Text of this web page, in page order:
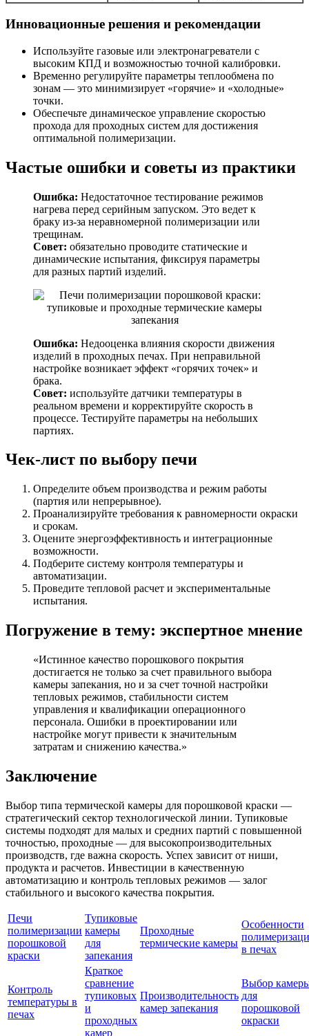
Инновационные решения и рекомендации
Используйте газовые или электронагреватели с
высоким КПД и возможностью точной калибровки.
Временно регулируйте параметры теплообмена по
зонам — это минимизирует «горячие» и «холодные»
точки.
Обеспечьте динамическое управление скоростью
прохода для проходных систем для достижения
оптимальной полимеризации.
Частые ошибки и советы из практики
Ошибка: Недостаточное тестирование режимов
нагрева перед серийным запуском. Это ведет к
браку из-за неравномерной полимеризации или
трещинам.
Совет: обязательно проводите статические и
динамические испытания, фиксируя параметры
для разных партий изделий.
Ошибка: Недооценка влияния скорости движения
изделий в проходных печах. При неправильной
настройке возникает эффект «горячих точек» и
брака.
Совет: используйте датчики температуры в
реальном времени и корректируйте скорость в
процессе. Тестируйте параметры на небольших
партиях.
Чек-лист по выбору печи
Определите объем производства и режим работы
(партия или непрерывное).
Проанализируйте требования к равномерности окраски
и срокам.
Оцените энергоэффективность и интеграционные
возможности.
Подберите систему контроля температуры и
автоматизации.
Проведите тепловой расчет и экспериментальные
испытания.
Погружение в тему: экспертное мнение
«Истинное качество порошкового покрытия
достигается не только за счет правильного выбора
камеры запекания, но и за счет точной настройки
тепловых режимов, стабильности систем
управления и квалификации операционного
персонала. Ошибки в проектировании или
настройке могут привести к значительным
затратам и снижению качества.»
Заключение
Выбор типа термической камеры для порошковой краски —
стратегический сектор технологической линии. Тупиковые
системы подходят для малых и средних партий с повышенной
точностью, проходные — для высокопроизводительных
производств, где важна скорость. Успех зависит от ниши,
продукта и расчетов. Инвестиции в качественную
автоматизацию и контроль тепловых режимов — залог
стабильного и высокого качества покрытия.
Печи
полимеризации
порошковой
краски
Тупиковые
камеры
для
запекания
Проходные
термические камеры
Особенности
в печах
Контроль
температуры в
печах
Краткое
сравнение
тупиковых
и
проходных
камер
Производительность
камер запекания
Выбор
для
порошковой
окраски